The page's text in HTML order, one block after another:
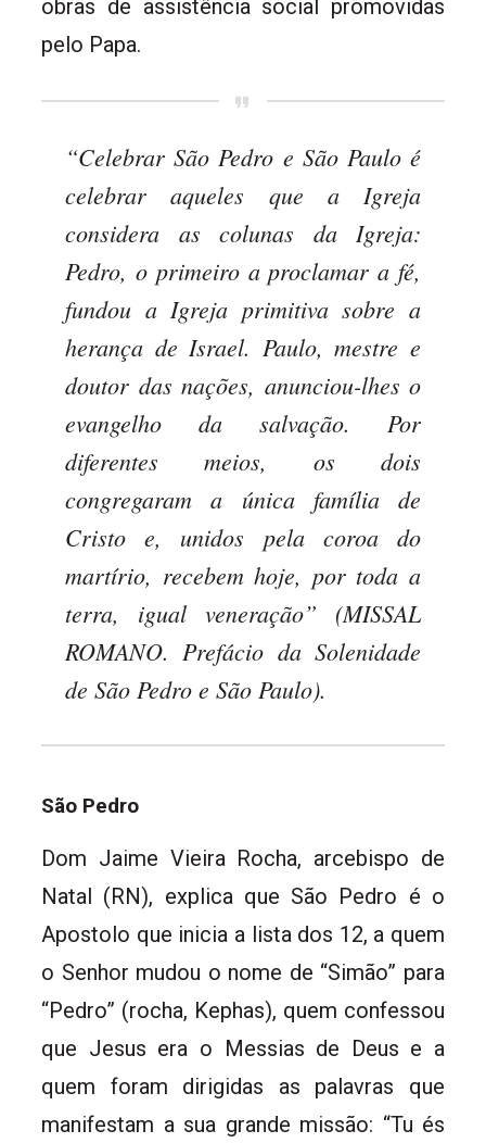
obras de assistência social promovidas
pelo Papa.
“Celebrar São Pedro e São Paulo é
celebrar aqueles que a Igreja
considera as colunas da Igreja:
Pedro, o primeiro a proclamar a fé,
fundou a Igreja primitiva sobre a
herança de Israel. Paulo, mestre e
doutor das nações, anunciou-lhes o
evangelho da salvação. Por
diferentes meios, os dois
congregaram a única família de
Cristo e, unidos pela coroa do
martírio, recebem hoje, por toda a
terra, igual veneração” (MISSAL
ROMANO. Prefácio da Solenidade
de São Pedro e São Paulo).
São Pedro
Dom Jaime Vieira Rocha, arcebispo de
Natal (RN), explica que São Pedro é o
Apostolo que inicia a lista dos 12, a quem
o Senhor mudou o nome de “Simão” para
“Pedro” (rocha, Kephas), quem confessou
que Jesus era o Messias de Deus e a
quem foram dirigidas as palavras que
manifestam a sua grande missão: “Tu és